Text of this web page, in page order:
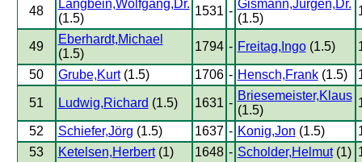
48
Langbein,Wolfgang,Dr.
(1.5)
1531 -
Gismann,Jürgen,Dr.
(1.5)
49
Eberhardt,Michael
(1.5)
1794 - Freitag,Ingo(1.5)
50 Grube,Kurt(1.5) 1706 - Hensch,Frank(1.5)
51 Ludwig,Richard (1.5) 1631 -
Briesemeister,Klaus
(1.5)
52 Schiefer,Jörg (1.5) 1637 - Konig,Jon (1.5)
53
Ketelsen,Herbert(1) 1648 - Scholder,Helmut(1)